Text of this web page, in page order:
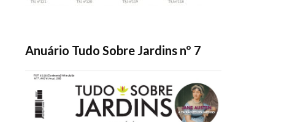
Anuário Tudo Sobre Jardins nº 7